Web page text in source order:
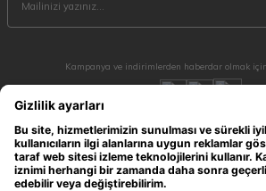
Kampanya ve indirimlerden haberdar olmak
MÜŞTERİ
Hafta içi 09:30 - 18:30 / Hafta sonu 10:00 - 17:00 arası
siparişleriniz için ulaşabilirsiniz.